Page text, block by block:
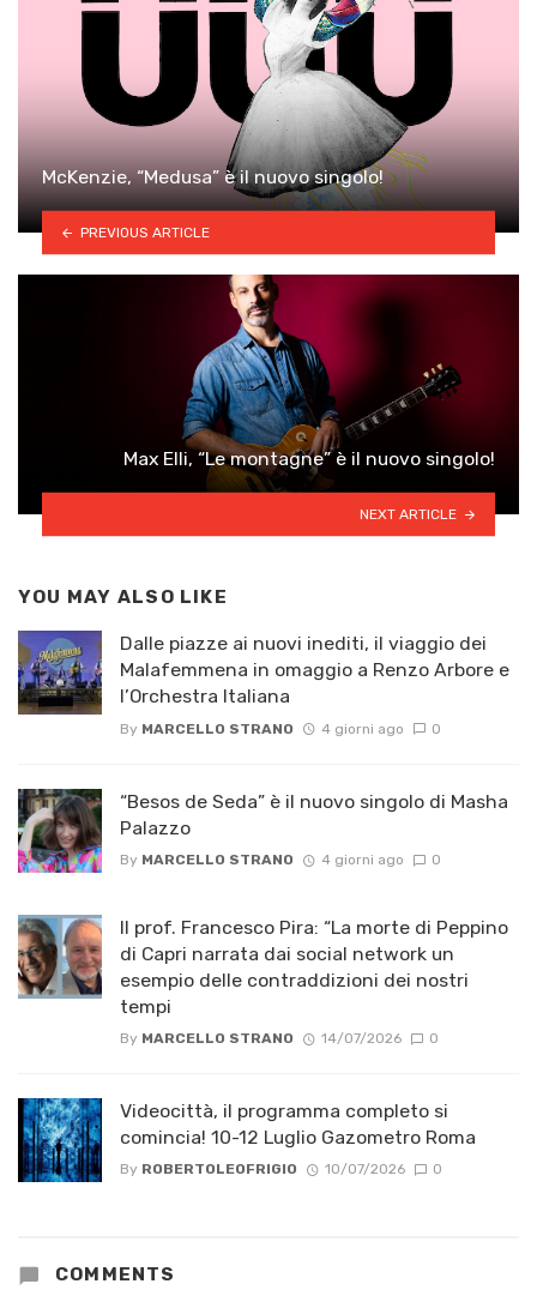
McKenzie, “Medusa” è il nuovo singolo!
PREVIOUS ARTICLE
Max Elli, “Le montagne” è il nuovo singolo!
NEXT ARTICLE
YOU MAY ALSO LIKE
Dalle piazze ai nuovi inediti, il viaggio dei
Malafemmena in omaggio a Renzo Arbore e
l’Orchestra Italiana ​
By MARCELLO STRANO 4 giorni ago 0
“Besos de Seda” è il nuovo singolo di Masha
Palazzo
By MARCELLO STRANO 4 giorni ago 0
Il prof. Francesco Pira: “La morte di Peppino
di Capri narrata dai social network un
esempio delle contraddizioni dei nostri
tempi
By MARCELLO STRANO 14/07/2026 0
Videocittà, il programma completo si
comincia! 10-12 Luglio Gazometro Roma
By ROBERTOLEOFRIGIO 10/07/2026 0
COMMENTS